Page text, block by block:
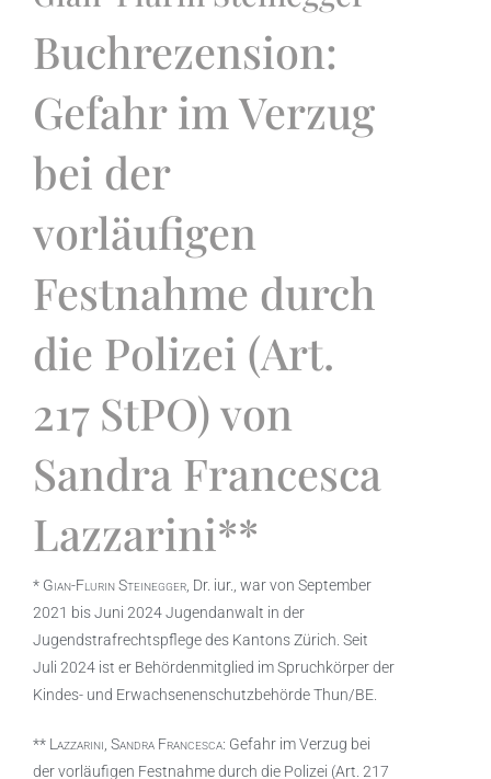
Buchrezension:
Gefahr im Verzug
bei der
vorläufigen
Festnahme durch
die Polizei (Art.
217 StPO) von
Sandra Francesca
Lazzarini**
* Gian-Flurin Steinegger, Dr. iur., war von September
2021 bis Juni 2024 Jugendanwalt in der
Jugendstrafrechtspflege des Kantons Zürich. Seit
Juli 2024 ist er Behördenmitglied im Spruchkörper der
Kindes- und Erwachsenenschutzbehörde Thun/BE.
** Lazzarini, Sandra Francesca: Gefahr im Verzug bei
der vorläufigen Festnahme durch die Polizei (Art. 217